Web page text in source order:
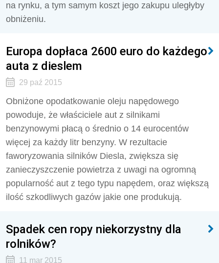
na rynku, a tym samym koszt jego zakupu uległyby
obniżeniu.
Europa dopłaca 2600 euro do każdego
auta z dieslem
29 paź 2015
Obniżone opodatkowanie oleju napędowego
powoduje, że właściciele aut z silnikami
benzynowymi płacą o średnio o 14 eurocentów
więcej za każdy litr benzyny. W rezultacie
faworyzowania silników Diesla, zwiększa się
zanieczyszczenie powietrza z uwagi na ogromną
popularność aut z tego typu napędem, oraz większą
ilość szkodliwych gazów jakie one produkują.
Spadek cen ropy niekorzystny dla
rolników?
11 mar 2015